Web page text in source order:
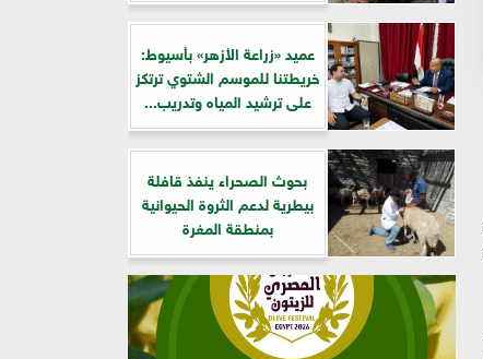
عميد «زراعة الأزهر» بأسيوط:
خريطتنا للموسم الشتوي ترتكز
على ترشيد المياه وتدريب...
بحوث الصحراء ينفذ قافلة
بيطرية لدعم الثروة الحيوانية
بمنطقة المغرة